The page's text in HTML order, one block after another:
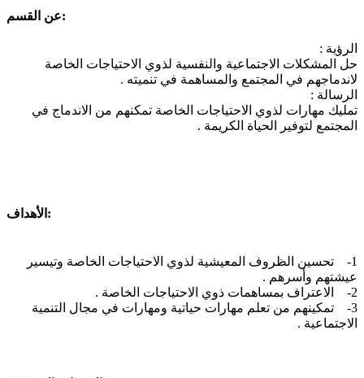
عن القسم:
الرؤية :
حل المشكلات الاجتماعية والنفسية لذوي الاحتياجات الخاصة
لاندماجهم في المجتمع والمساهمة في تنميته .
الرسالة :
تمليك مهارات لذوي الاحتياجات الخاصة تمكنهم من الاندماج في
المجتمع لتوفير الحياة الكريمة .
الأهداف:
1- تحسين الظروف المعيشية لذوي الاحتياجات الخاصة وتيسير
عيشتهم وأسرهم .
2- الاعتراف بمساهمات ذوي الاحتياجات الخاصة .
3- تمكينهم من تعلم مهارات حياتية ومهارات في مجال التنمية
الاجتماعية .